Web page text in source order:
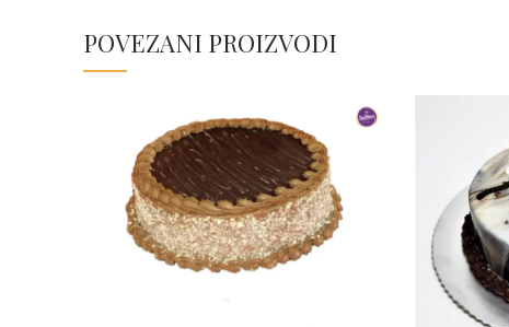
POVEZANI PROIZVODI